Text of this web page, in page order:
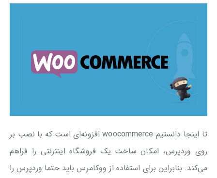
تا اینجا دانستیم woocommerce افزونه‌ای است که با نصب بر
روی وردپرس، امکان ساخت یک فروشگاه اینترنتی را فراهم
می‌کند. بنابراین برای استفاده از ووکامرس باید حتما وردپرس را